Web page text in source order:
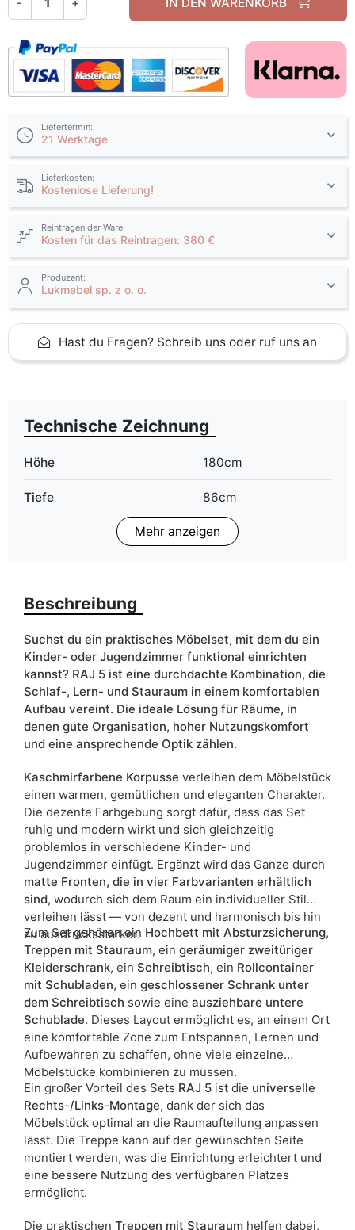
Liefertermin:
21 Werktage
Lieferkosten:
Kostenlose Lieferung!
Reintragen der Ware:
Kosten für das Reintragen: 380 €
Produzent:
Lukmebel sp. z o. o.
Hast du Fragen? Schreib uns oder ruf uns an
Technische Zeichnung
Höhe 180cm
Tiefe 86cm
80x200 cm
Farbe
grün
kaschmir
rosa
Breite 320cm
ean13 5906213921635
Liefertermin: 21 Werktage
Aufgrund des Produktionsprozesses und der
Materialeigenschaften sind Maßabweichungen von +/- 2–3 cm
möglich.
Mehr anzeigen
Beschreibung
Suchst du ein praktisches Möbelset, mit dem du ein
Kinder- oder Jugendzimmer funktional einrichten
kannst? RAJ 5 ist eine durchdachte Kombination, die
Schlaf-, Lern- und Stauraum in einem komfortablen
Aufbau vereint. Die ideale Lösung für Räume, in
denen gute Organisation, hoher Nutzungskomfort
und eine ansprechende Optik zählen.
Kaschmirfarbene Korpusse verleihen dem Möbelstück
einen warmen, gemütlichen und eleganten Charakter.
Die dezente Farbgebung sorgt dafür, dass das Set
ruhig und modern wirkt und sich gleichzeitig
problemlos in verschiedene Kinder- und
Jugendzimmer einfügt. Ergänzt wird das Ganze durch
matte Fronten, die in vier Farbvarianten erhältlich
sind, wodurch sich dem Raum ein individueller Stil
verleihen lässt — von dezent und harmonisch bis hin
zu ausdrucksstärker.
Zum Set gehören ein Hochbett mit Absturzsicherung,
Treppen mit Stauraum, ein geräumiger zweitüriger
Kleiderschrank, ein Schreibtisch, ein Rollcontainer
mit Schubladen, ein geschlossener Schrank unter
dem Schreibtisch sowie eine ausziehbare untere
Schublade. Dieses Layout ermöglicht es, an einem Ort
eine komfortable Zone zum Entspannen, Lernen und
Aufbewahren zu schaffen, ohne viele einzelne
Möbelstücke kombinieren zu müssen.
Ein großer Vorteil des Sets RAJ 5 ist die universelle
Rechts-/Links-Montage, dank der sich das
Möbelstück optimal an die Raumaufteilung anpassen
lässt. Die Treppe kann auf der gewünschten Seite
montiert werden, was die Einrichtung erleichtert und
eine bessere Nutzung des verfügbaren Platzes
ermöglicht.
Die praktischen Treppen mit Stauraum helfen dabei,